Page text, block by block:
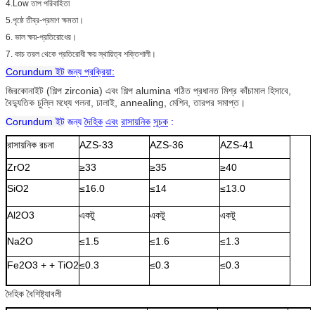
4.Low তাপ পরিবাহিতা
5.পৃষ্ঠে তীব্র-প্রমাণ ক্ষমতা।
6. ভাল ক্ষয়-প্রতিরোধের।
7. কাচ তরল থেকে প্রতিরোধী ক্ষয় স্থায়িত্ব শক্তিশালী।
Corundum ইট জন্য প্রক্রিয়া:
জিরকোনাইট (শিল্প zirconia) এবং শিল্প alumina গঠিত প্রধানত মিশ্র কাঁচামাল হিসাবে,
বৈদ্যুতিক চুল্লি মধ্যে গলনা, ঢালাই, annealing, মেশিন, তারপর সমাপ্ত।
Corundum ইট জন্যদৈহিক এবং রাসায়নিক সূচক :
রাসায়নিক রচনা AZS-33 AZS-36
AZS-41
ZrO2
≥33 ≥35
≥40
SiO2
≤16.0 ≤14 ≤13.0
Al2O3 একটু একটু একটু
Na2O ≤1.5 ≤1.6 ≤1.3
Fe2O3 + + TiO2≤0.3 ≤0.3 ≤0.3
দৈহিক বৈশিষ্ট্যাবলী